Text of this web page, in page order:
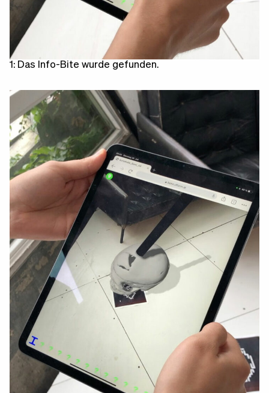
1: Das Info-Bite wurde gefunden.